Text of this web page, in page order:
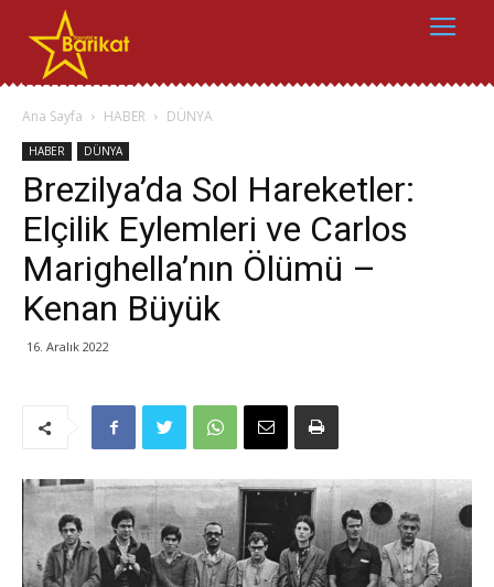
Ana Sayfa HABER DÜNYA
HABER DÜNYA
Brezilya’da Sol Hareketler:
Elçilik Eylemleri ve Carlos
Marighella’nın Ölümü –
Kenan Büyük
16. Aralık 2022